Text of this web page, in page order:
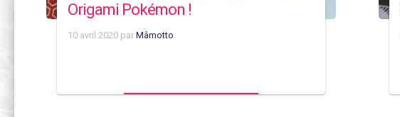
Origami Pokémon !
10 avril 2020 par Mâmotto